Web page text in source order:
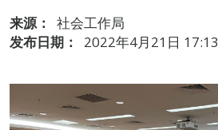
来源：
社会工作局
发布日期：
2022年4月21日 17:13